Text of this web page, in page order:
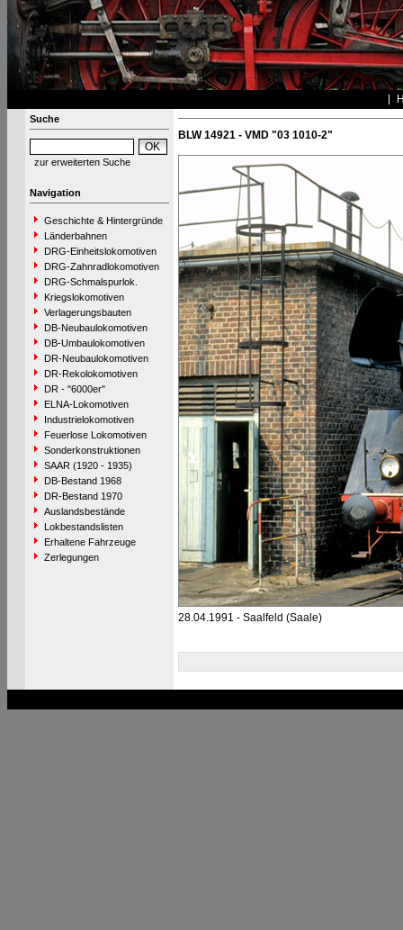
Suche
zur erweiterten Suche
Navigation
Geschichte & Hintergründe
Länderbahnen
DRG-Einheitslokomotiven
DRG-Zahnradlokomotiven
DRG-Schmalspurlok.
Kriegslokomotiven
Verlagerungsbauten
DB-Neubaulokomotiven
DB-Umbaulokomotiven
DR-Neubaulokomotiven
DR-Rekolokomotiven
DR - "6000er"
ELNA-Lokomotiven
Industrielokomotiven
Feuerlose Lokomotiven
Sonderkonstruktionen
SAAR (1920 - 1935)
DB-Bestand 1968
DR-Bestand 1970
Auslandsbestände
Lokbestandslisten
Erhaltene Fahrzeuge
Zerlegungen
BLW 14921 - VMD "03 1010-2"
28.04.1991 - Saalfeld (Saale)